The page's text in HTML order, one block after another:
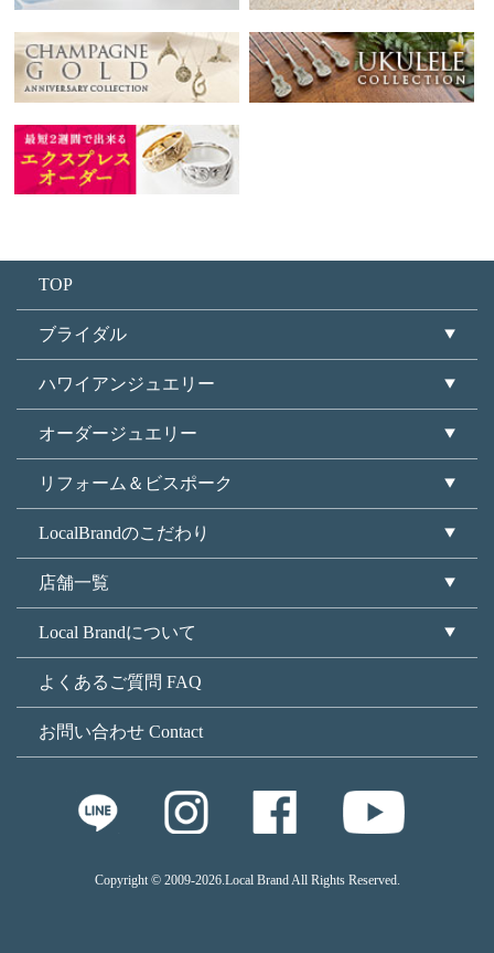
TOP
ブライダル
ハワイアンジュエリー
オーダージュエリー
リフォーム＆ビスポーク
LocalBrandのこだわり
店舗一覧
Local Brandについて
よくあるご質問 FAQ
お問い合わせ Contact
Copyright © 2009-2026.Local Brand All Rights Reserved.